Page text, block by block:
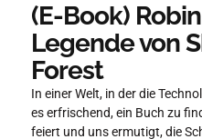
(E-Book)
Legende von
Forest
In einer Welt, in der die
es erfrischend, ein Buch zu
feiert und uns ermutigt, die